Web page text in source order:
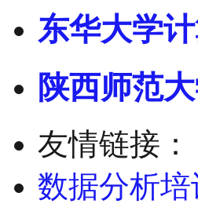
东华大学
陕西师范
友情链接：
数据分析培